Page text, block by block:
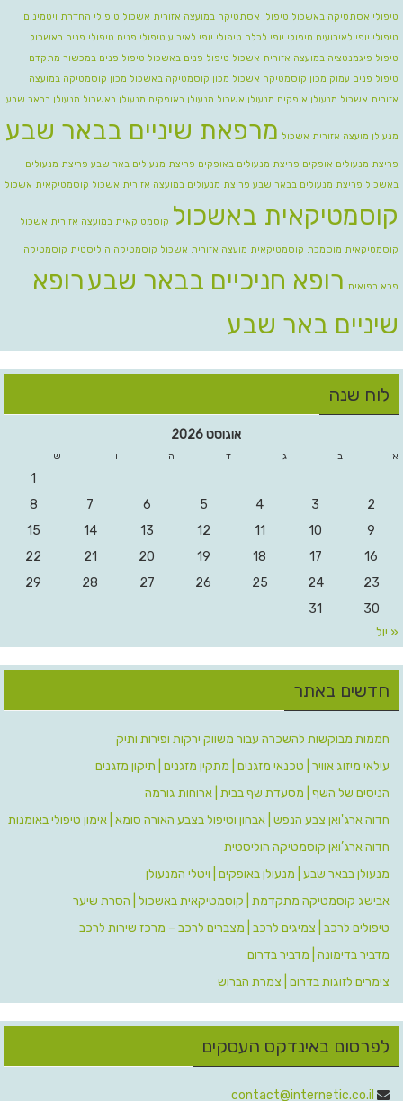
טיפולי אסתטיקה באשכול טיפולי אסתטיקה במועצה אזורית אשכול טיפולי החדרת ויטמינים
טיפולי יופי לאירועים טיפולי יופי לכלה טיפולי יופי לאירוע טיפולי פנים טיפולי פנים באשכול
טיפול פיגמנטציה במועצה אזורית אשכול טיפול פנים באשכול טיפול פנים במכשור מתקדם
טיפול פנים עמוק מכון קוסמטיקה אשכול מכון קוסמטיקה באשכול מכון קוסמטיקה במועצה
אזורית אשכול מנעולן אופקים מנעולן אשכול מנעולן באופקים מנעולן באשכול מנעולן בבאר שבע
מנעולן מועצה אזורית אשכול מרפאת שיניים בבאר שבע
פריצת מנעולים אופקים פריצת מנעולים באופקים פריצת מנעולים באר שבע פריצת מנעולים
באשכול פריצת מנעולים בבאר שבע פריצת מנעולים במועצה אזורית אשכול קוסמטיקאית אשכול
קוסמטיקאית באשכול קוסמטיקאית במועצה אזורית אשכול
קוסמטיקאית מוסמכת קוסמטיקאית מועצה אזורית אשכול קוסמטיקה הוליסטית קוסמטיקה
פרא רפואית רופא חניכיים בבאר שבערופא
שיניים באר שבע
לוח שנה
אוגוסט 2026
א ב ג ד ה ו ש
1
2
3
4
5
6
7
8
9
10
11
12
13
14
15
16
17
18
19
20
21
22
23
24
25
26
27
28
29
30
31
« יול
חדשים באתר
חממות מבוקשות להשכרה עבור משווק ירקות ופירות ותיק
עילאי מיזוג אוויר | טכנאי מזגנים | מתקין מזגנים | תיקון מזגנים
הניסים של השף | מסעדת שף בבית | ארוחות גורמה
חדוה ארג'ואן צבע הנפש | אבחון וטיפול בצבע האורה סומא | אימון טיפולי באומנות
חדוה ארג’ואן קוסמטיקה הוליסטית
מנעולן בבאר שבע | מנעולן באופקים | ויטלי המנעולן
אבישג קוסמטיקה מתקדמת | קוסמטיקאית באשכול | הסרת שיער
טיפולים לרכב | צמיגים לרכב | מצברים לרכב – מרכז שירות לרכב
מדביר בדימונה | מדביר בדרום
צימרים לזוגות בדרום | צמרת הברוש
לפרסום באינדקס העסקים
contact@internetic.co.il‬